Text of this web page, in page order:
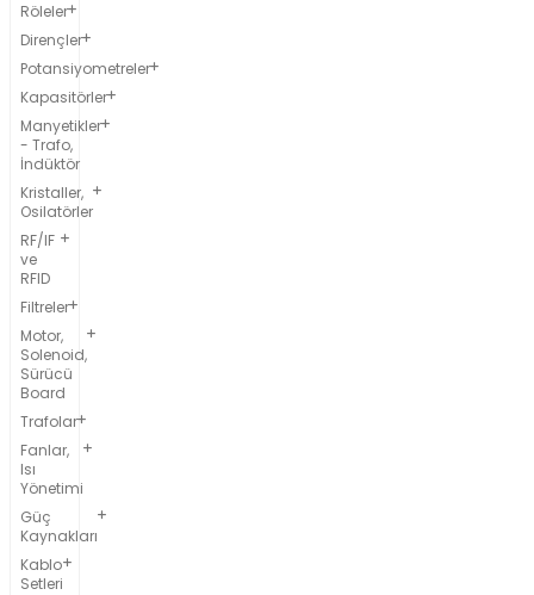
Röleler
Dirençler
Potansiyometreler
Kapasitörler
Manyetikler
- Trafo,
İndüktör
Kristaller,
Osilatörler
RF/IF
ve
RFID
Filtreler
Motor,
Solenoid,
Sürücü
Board
Trafolar
Fanlar,
Isı
Yönetimi
Güç
Kaynakları
Kablo
Setleri